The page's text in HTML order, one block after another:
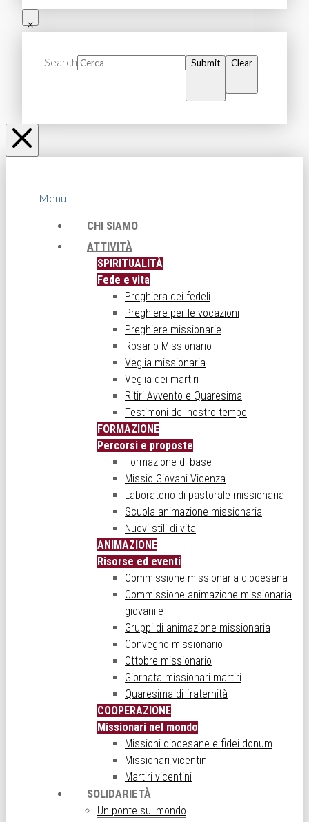
Search Submit Clear
Menu
CHI SIAMO
ATTIVITÀ
SPIRITUALITÀ
Fede e vita
Preghiera dei fedeli
Preghiere per le vocazioni
Preghiere missionarie
Rosario Missionario
Veglia missionaria
Veglia dei martiri
Ritiri Avvento e Quaresima
Testimoni del nostro tempo
FORMAZIONE
Percorsi e proposte
Formazione di base
Missio Giovani Vicenza
Laboratorio di pastorale missionaria
Scuola animazione missionaria
Nuovi stili di vita
ANIMAZIONE
Risorse ed eventi
Commissione missionaria diocesana
Commissione animazione missionaria
giovanile
Gruppi di animazione missionaria
Convegno missionario
Ottobre missionario
Giornata missionari martiri
Quaresima di fraternità
COOPERAZIONE
Missionari nel mondo
Missioni diocesane e fidei donum
Missionari vicentini
Martiri vicentini
SOLIDARIETÀ
Un ponte sul mondo